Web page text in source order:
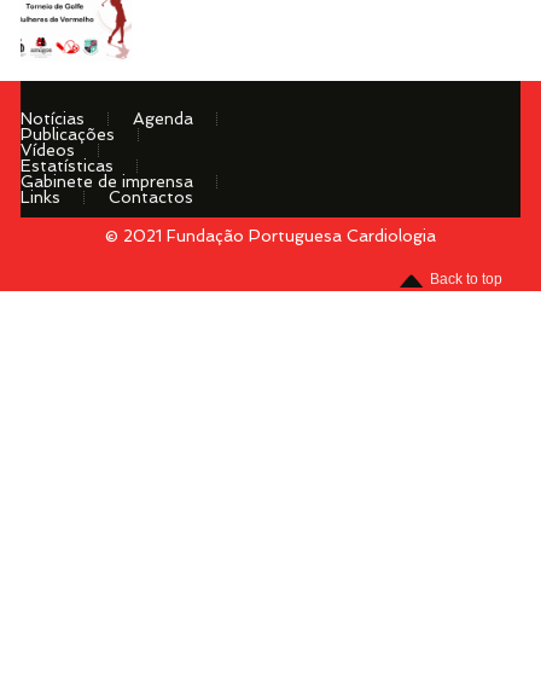
Notícias
Agenda
Publicações
Vídeos
Estatísticas
Gabinete de imprensa
Links
Contactos
© 2021 Fundação Portuguesa Cardiologia
Back to top